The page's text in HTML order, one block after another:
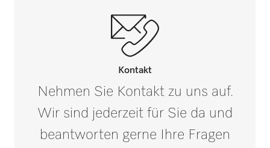
Außenmaß, Bruttohöhe in mm
Außenmaß, Bruttobreite in mm
Außenmaß, Bruttotiefe in mm i
250
Kontakt
Nehmen Sie Kontakt zu uns auf.
Wir sind jederzeit für Sie da und
beantworten gerne Ihre Fragen